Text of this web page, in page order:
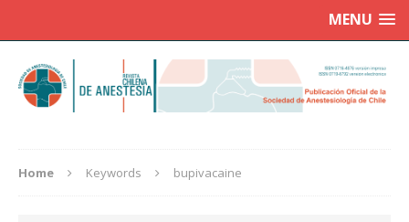
MENU
Home Keywords bupivacaine